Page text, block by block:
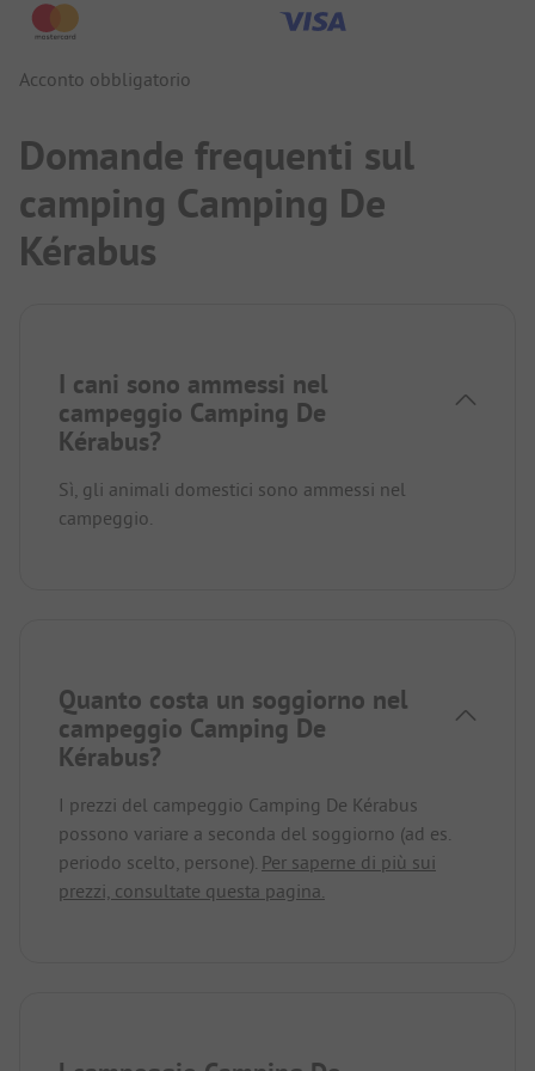
Acconto obbligatorio
Domande frequenti sul
camping Camping De
Kérabus
I cani sono ammessi nel
campeggio Camping De
Kérabus?
Sì, gli animali domestici sono ammessi nel
campeggio.
Quanto costa un soggiorno nel
campeggio Camping De
Kérabus?
I prezzi del campeggio Camping De Kérabus
possono variare a seconda del soggiorno (ad es.
periodo scelto, persone). Per saperne di più sui
prezzi, consultate questa pagina.